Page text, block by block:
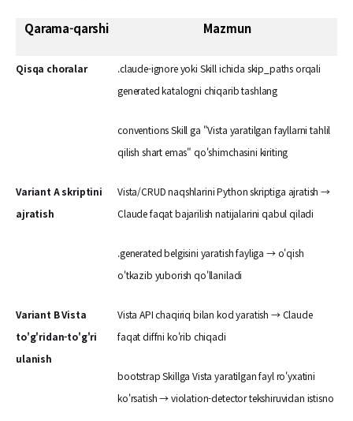
Qarama-qarshi Mazmun
Qisqa choralar
.claude-ignore yoki Skill ichida skip_paths orqali
generated katalogni chiqarib tashlang
conventions Skill ga "Vista yaratilgan fayllarni tahlil
qilish shart emas" qo'shimchasini kiriting
Variant A skriptini
ajratish
Vista/CRUD naqshlarini Python skriptiga ajratish →
Claude faqat bajarilish natijalarini qabul qiladi
.generated belgisini yaratish fayliga → o'qish
o'tkazib yuborish qo'llaniladi
Variant B Vista
to'g'ridan-to'g'ri
ulanish
Vista API chaqiriq bilan kod yaratish → Claude
faqat diffni ko'rib chiqadi
bootstrap Skillga Vista yaratilgan fayl ro'yxatini
ko'rsatish → violation-detector tekshiruvidan istisno